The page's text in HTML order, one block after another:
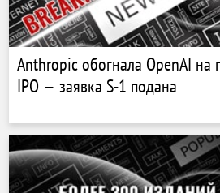
Anthropic обогнала OpenAI на
IPO — заявка S-1 подана